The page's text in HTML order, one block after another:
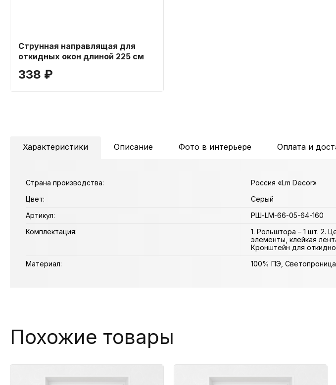
Струнная направлящая для
откидных окон длиной 225 см
338 ₽
Характеристики Описание Фото в интерьере Оплата и
Страна производства:
Россия «Lm Decor»
Цвет:
Серый
Артикул:
РШ-LM-66-05-64-160
Комплектация:
1. Рольштора – 1 шт. 2.
элементы, клейкая
Кронштейн для
Материал:
100% ПЭ,
Похожие товары